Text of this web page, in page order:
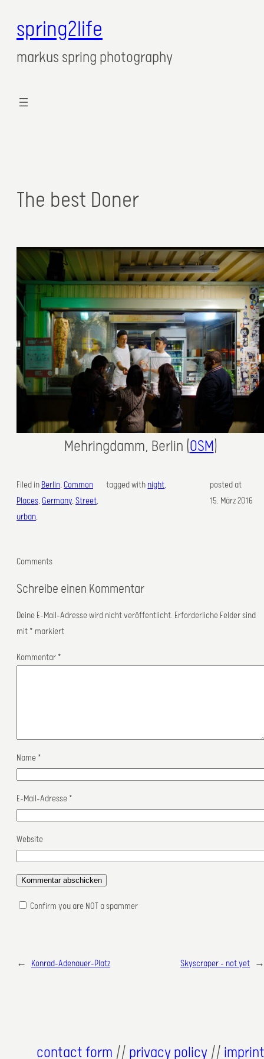
spring2life
markus spring photography
The best Doner
Mehringdamm, Berlin (OSM)
Filed in Berlin, Common
Places, Germany, Street
urban,
tagged with night,
posted at
15. März 2016
Comments
Schreibe einen Kommentar
Deine E-Mail-Adresse wird nicht veröffentlicht. Erforderliche Felder sind
mit * markiert
Kommentar *
Name *
E-Mail-Adresse *
Website
Confirm you are NOT a spammer
← Konrad-Adenauer-Platz Skyscraper – not yet
contact form // privacy policy //